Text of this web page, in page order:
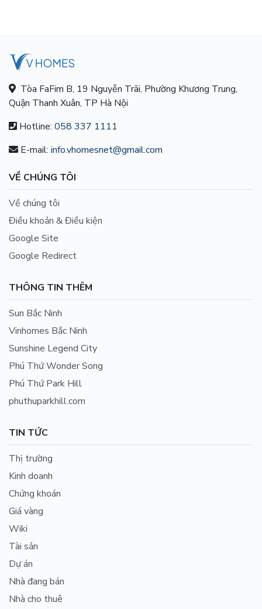
Tòa FaFim B, 19 Nguyễn Trãi, Phường Khương Trung,
Quận Thanh Xuân, TP Hà Nội
Hotline: 058 337 1111
E-mail: info.vhomesnet@gmail.com
VỀ CHÚNG TÔI
Về chúng tôi
Điều khoản & Điều kiện
Google Site
Google Redirect
THÔNG TIN THÊM
Sun Bắc Ninh
Vinhomes Bắc Ninh
Sunshine Legend City
Phú Thứ Wonder Song
Phú Thứ Park Hill
phuthuparkhill.com
TIN TỨC
Thị trường
Kinh doanh
Chứng khoán
Giá vàng
Wiki
Tài sản
Dự án
Nhà đang bán
Nhà cho thuê